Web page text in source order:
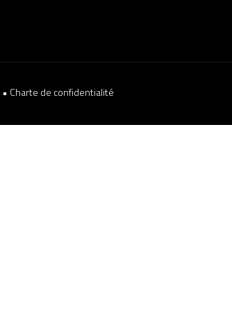
• Charte de confidentialité